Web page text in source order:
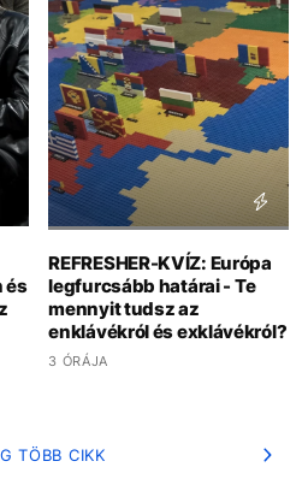
és
REFRESHER-KVÍZ: Európa
legfurcsább határai - Te
mennyit tudsz az
enklávékról és exklávékról?
3 ÓRÁJA
TÖBB CIKK